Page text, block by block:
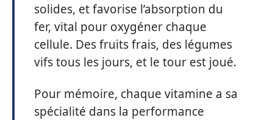
solides, et favorise l’absorption du
fer, vital pour oxygéner chaque
cellule. Des fruits frais, des légumes
vifs tous les jours, et le tour est joué.
Pour mémoire, chaque vitamine a sa
spécialité dans la performance